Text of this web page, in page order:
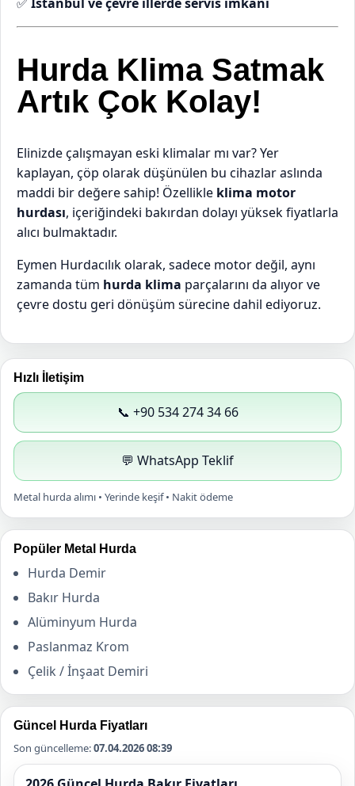
Hurda Klima Satmak
Artık Çok Kolay!
Elinizde çalışmayan eski klimalar mı var? Yer
kaplayan, çöp olarak düşünülen bu cihazlar aslında
maddi bir değere sahip! Özellikle klima motor
hurdası, içeriğindeki bakırdan dolayı yüksek fiyatlarla
alıcı bulmaktadır.
Eymen Hurdacılık olarak, sadece motor değil, aynı
zamanda tüm hurda klima parçalarını da alıyor ve
çevre dostu geri dönüşüm sürecine dahil ediyoruz.
Hızlı İletişim
📞 +90 534 274 34 66
💬 WhatsApp Teklif
Metal hurda alımı • Yerinde keşif • Nakit ödeme
Popüler Metal Hurda
Hurda Demir
Bakır Hurda
Alüminyum Hurda
Paslanmaz Krom
Çelik / İnşaat Demiri
Güncel Hurda Fiyatları
Son güncelleme:07.04.2026 08:39